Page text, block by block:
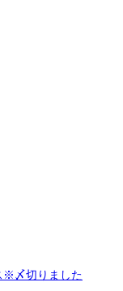
※〆切りました